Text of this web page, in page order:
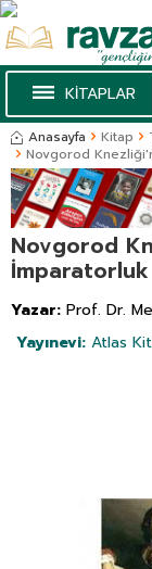
KİTAPLAR
Anasayfa Kitap
Novgorod
Novgorod
Yazar: Prof. Dr.
Yayınevi: Atlas